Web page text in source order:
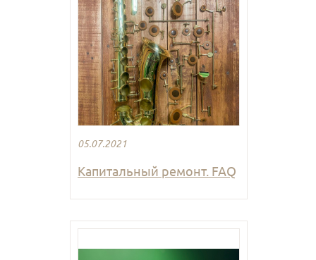
05.07.2021
Капитальный ремонт. FAQ